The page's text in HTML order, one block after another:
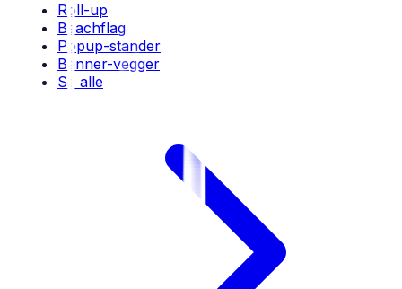
Roll-up
Beachflag
Popup-stander
Banner-vegger
Se alle